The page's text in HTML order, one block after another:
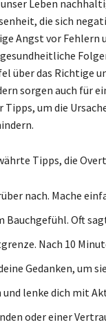
Leben
die sich
Angst vor Fehlern
über das Richtige
sorgen auch für
um die
Tipps, die
nach. Mache
Bauchgefühl. Oft
Nach 10
Gedanken, um
und lenke dich mit
oder einer